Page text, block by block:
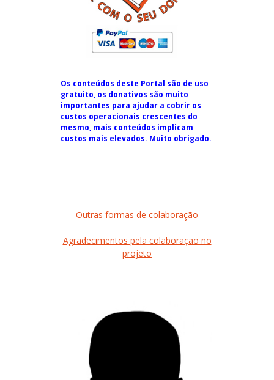
Os conteúdos deste Portal são de uso
gratuito, os donativos são muito
importantes para ajudar a cobrir os
custos operacionais crescentes do
mesmo, mais conteúdos implicam
custos mais elevados. Muito obrigado.
Outras formas de colaboração
Agradecimentos pela colaboração no
projeto